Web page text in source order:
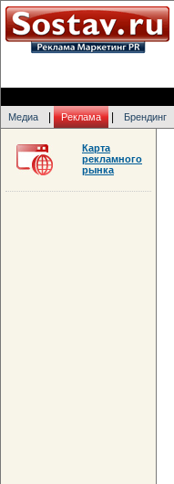
Медиа Реклама Брендинг
Карта
рекламного
рынка